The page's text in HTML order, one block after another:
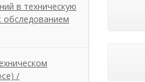
в техническую
обследованием
/